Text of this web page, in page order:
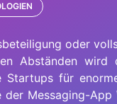
oder
Abständen
Startups für
der Messaging-